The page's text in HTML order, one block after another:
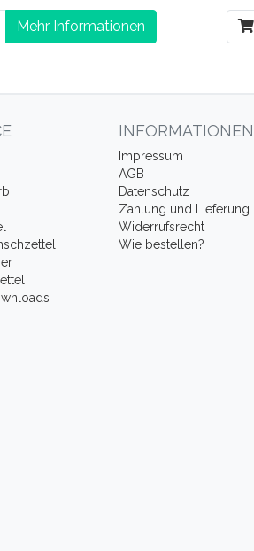
Mehr Informationen
INFORMATIONEN
Impressum
AGB
Datenschutz
Zahlung und Lieferung
Widerrufsrecht
Wie bestellen?